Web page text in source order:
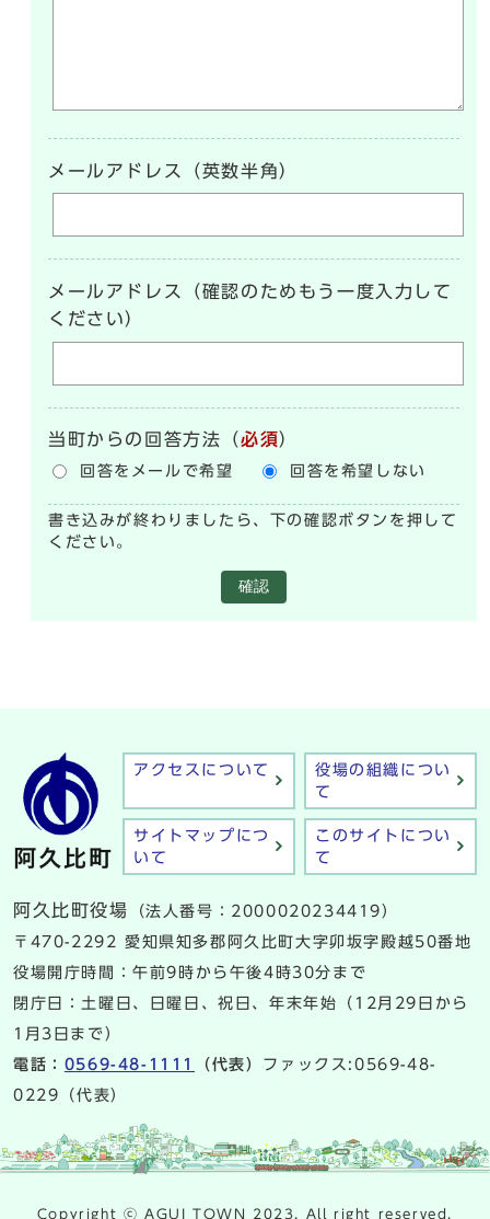
メールアドレス（英数半角）
メールアドレス（確認のためもう一度入力して
ください）
当町からの回答方法 （必須）
回答をメールで希望 回答を希望しない
書き込みが終わりましたら、下の確認ボタンを押して
ください。
確認
アクセスについて
役場の組織につい
て
サイトマップにつ
いて
このサイトについ
て
阿久比町役場
（法人番号：2000020234419）
〒470-2292 愛知県知多郡阿久比町大字卯坂字殿越50番地
役場開庁時間：午前9時から午後4時30分まで
閉庁日：土曜日、日曜日、祝日、年末年始（12月29日から
1月3日まで）
電話： 0569-48-1111 （代表） ファックス:0569-48-
0229（代表）
Copyright ⓒ AGUI TOWN 2023. All right reserved.